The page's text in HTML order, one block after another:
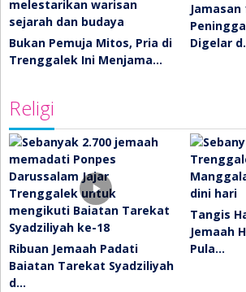
Bukan Pemuja Mitos, Pria di
Trenggalek Ini Menjama…
Jamasan
Digelar
Religi
Ribuan Jemaah Padati
Baiatan Tarekat Syadziliyah
d…
Tangis
Jemaah
Pula…